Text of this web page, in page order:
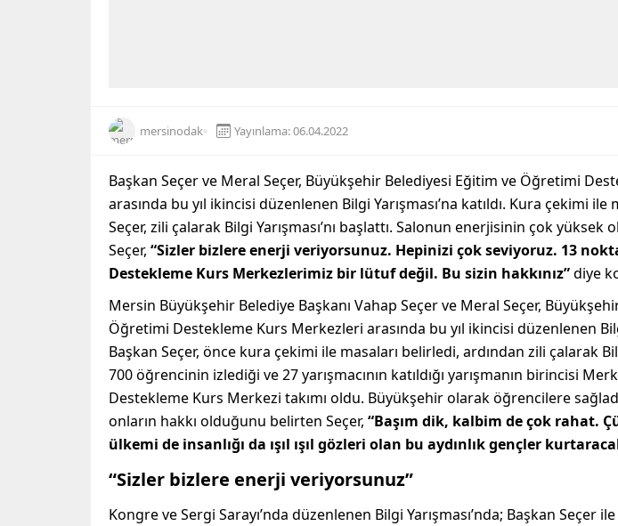
mersinodak Yayınlama: 06.04.2022
Başkan Seçer ve Meral Seçer, Büyükşehir Belediyesi Eğitim ve Öğretimi
arasında bu yıl ikincisi düzenlenen Bilgi Yarışması’na katıldı. Kura çekimi
Seçer, zili çalarak Bilgi Yarışması’nı başlattı. Salonun enerjisinin çok
Seçer, “Sizler bizlere enerji veriyorsunuz. Hepinizi çok seviyoruz. 13
Destekleme Kurs Merkezlerimiz bir lütuf değil. Bu sizin hakkınız”diye
Mersin Büyükşehir Belediye Başkanı Vahap Seçer ve Meral Seçer,
Öğretimi Destekleme Kurs Merkezleri arasında bu yıl ikincisi düzenlenen Bilgi
Başkan Seçer, önce kura çekimi ile masaları belirledi, ardından zili çalarak
700 öğrencinin izlediği ve 27 yarışmacının katıldığı yarışmanın birincisi
Destekleme Kurs Merkezi takımı oldu. Büyükşehir olarak öğrencilere
onların hakkı olduğunu belirten Seçer, “Başım dik, kalbim de çok rahat.
ülkemi de insanlığı da ışıl ışıl gözleri olan bu aydınlık gençler
“Sizler bizlere enerji veriyorsunuz”
Kongre ve Sergi Sarayı’nda düzenlenen Bilgi Yarışması’nda; Başkan Seçer